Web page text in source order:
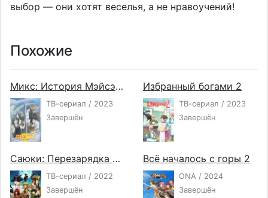
выбор — они хотят веселья, а не нравоучений!
Похожие
Микс: История Мэйсэй 2
ТВ-сериал / 2023
Завершён
Избранный богами 2
ТВ-сериал / 2023
Завершён
Саюки: Перезарядка — Зероин
ТВ-сериал / 2022
Завершён
Всё началось с горы 2
ONA / 2024
Завершён